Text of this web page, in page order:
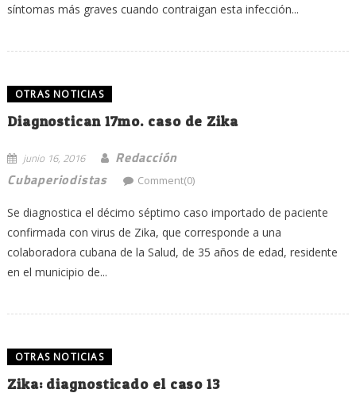
síntomas más graves cuando contraigan esta infección...
OTRAS NOTICIAS
Diagnostican 17mo. caso de Zika
junio 16, 2016
Redacción
Cubaperiodistas
Comment(0)
Se diagnostica el décimo séptimo caso im­portado de paciente
confirmada con virus de Zika, que corresponde a una
colaboradora cu­bana de la Salud, de 35 años de edad, residente
en el municipio de...
OTRAS NOTICIAS
Zika: diagnosticado el caso 13